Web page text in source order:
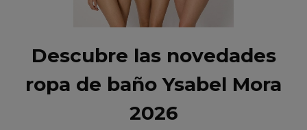
Descubre las novedades
ropa de baño Ysabel Mora
2026